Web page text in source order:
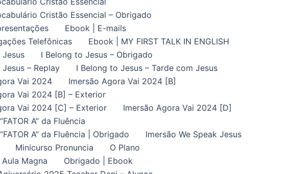
Cristão Essencial – Obrigado
Ebook | E-mails
Telefônicas
Ebook | MY FIRST TALK IN ENGLISH
I Belong to Jesus – Obrigado
– Replay
I Belong to Jesus – Tarde com Jesus
Vai 2024
Imersão Agora Vai 2024 [B]
Vai 2024 [B] – Exterior
Vai 2024 [C] – Exterior
Imersão Agora Vai 2024 [D]
A” da Fluência
A” da Fluência | Obrigado
Imersão We Speak Jesus
Minicurso Pronuncia
O Plano
Magna
Obrigado | Ebook